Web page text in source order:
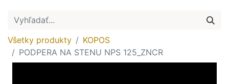
Všetky produkty
KOPOS
PODPERA NA STENU NPS 125_ZNCR